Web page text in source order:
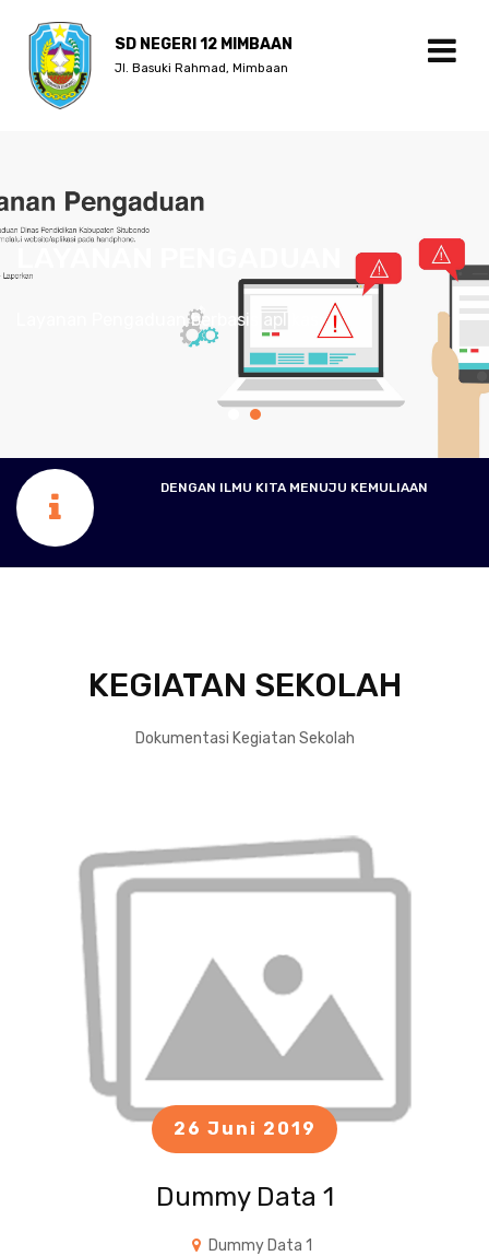
SD NEGERI 12 MIMBAAN
Jl. Basuki Rahmad, Mimbaan
Layanan Pengaduan berbasis aplikasi
DENGAN ILMU KITA MENUJU KEMULIAAN
KEGIATAN SEKOLAH
Dokumentasi Kegiatan Sekolah
26 Juni 2019
Dummy Data 1
Dummy Data 1